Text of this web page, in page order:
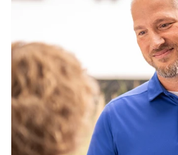
Localidad*